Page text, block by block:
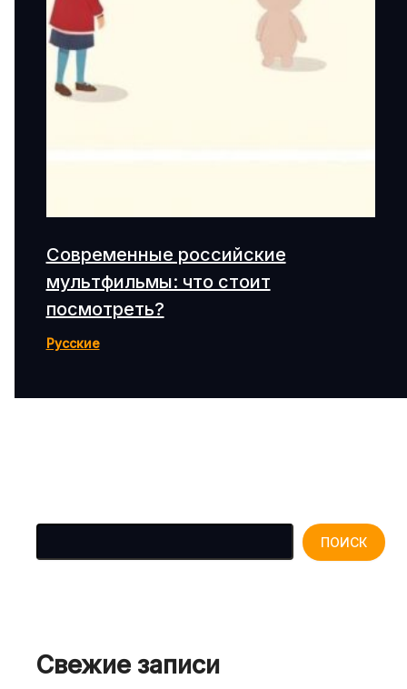
ПОИСК
Свежие записи
Современные российские
мультфильмы: что стоит
посмотреть?
Русские